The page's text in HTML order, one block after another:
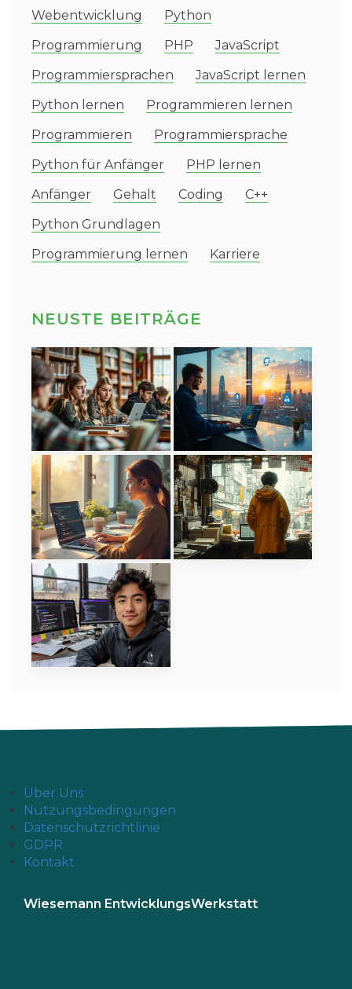
Webentwicklung
Python
Programmierung
PHP
JavaScript
Programmiersprachen
JavaScript lernen
Python lernen
Programmieren lernen
Programmieren
Programmiersprache
Python für Anfänger
PHP lernen
Anfänger
Gehalt Coding
C++
Python Grundlagen
Programmierung lernen
Karriere
NEUSTE BEITRÄGE
Über Uns
Nutzungsbedingungen
Datenschutzrichtlinie
GDPR
Kontakt
Wiesemann EntwicklungsWerkstatt